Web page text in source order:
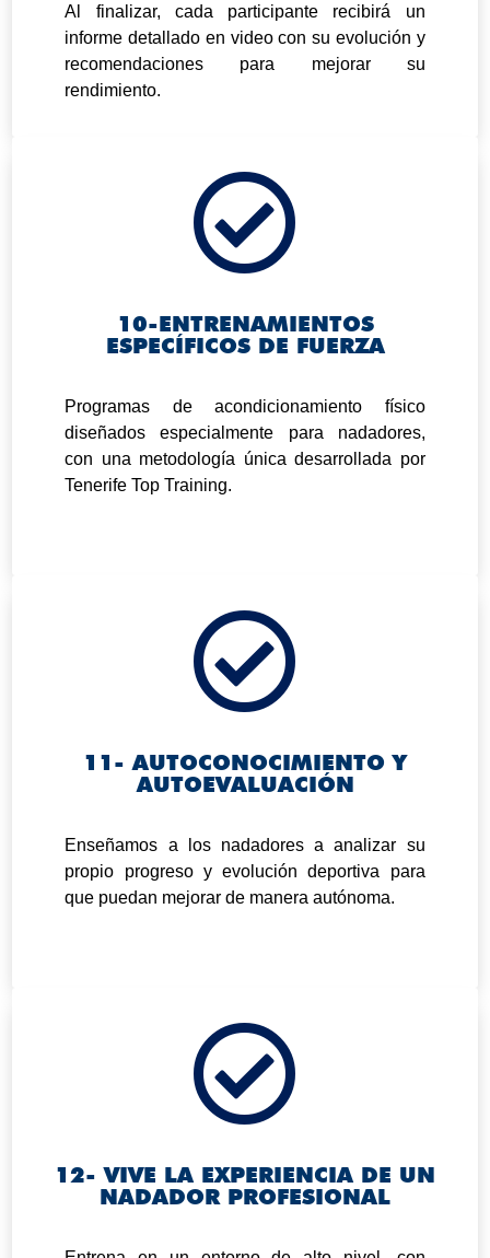
Al finalizar, cada participante recibirá un
informe detallado en video con su evolución y
recomendaciones para mejorar su
rendimiento.

10-ENTRENAMIENTOS
ESPECÍFICOS DE FUERZA
Programas de acondicionamiento físico
diseñados especialmente para nadadores,
con una metodología única desarrollada por
Tenerife Top Training.

11- AUTOCONOCIMIENTO Y
AUTOEVALUACIÓN
Enseñamos a los nadadores a analizar su
propio progreso y evolución deportiva para
que puedan mejorar de manera autónoma.

12- VIVE LA EXPERIENCIA DE UN
NADADOR PROFESIONAL